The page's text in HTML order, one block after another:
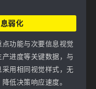
弱化
功能与次要信息视觉
进度等关键数据，与
用相同视觉样式，无
低决策响应速度。